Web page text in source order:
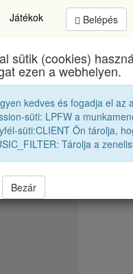
Játékok Belépés
Brassai
Tanári kar
sütik (cookies)
ezen a webhelyen.
kedves és fogadja el az
süti: LPFW a
süti:CLIENT Ön tárolja,
Tárolja a
Bezár